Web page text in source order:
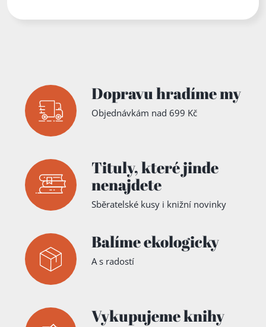
Dopravu hradíme my
Objednávkám nad 699 Kč
Tituly,které jinde
nenajdete
Sběratelské kusy i knižní novinky
Balíme ekologicky
A s radostí
Vykupujeme knihy